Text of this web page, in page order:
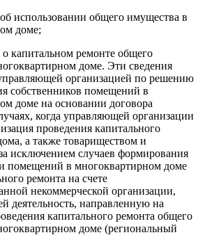
использовании общего имущества в
доме;
капитальном ремонте общего
доме. Эти сведения
организацией по решению
собственников помещений в
доме на основании договора
когда управляющей организации
проведения капитального
а также товариществом и
исключением случаев формирования
помещений в многоквартирном доме
ремонта на счете
некоммерческой организации,
деятельность, направленную на
капитального ремонта общего
доме (региональный